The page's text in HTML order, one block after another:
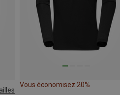
Vous économisez 20%